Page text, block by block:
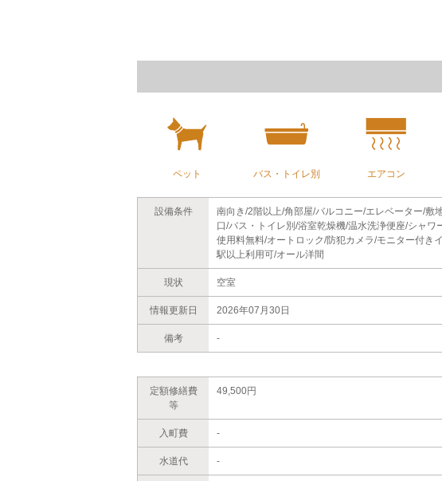
ペット バス・トイレ別 エアコン
設備条件
南向き/2階以上/角部屋/バルコニー/エレベーター/敷
口/バス・トイレ別/浴室乾燥機/温水洗浄便座/シャ
使用料無料/オートロック/防犯カメラ/モニター付き
駅以上利用可/オール洋間
現状 空室
情報更新日 2026年07月30日
備考 -
定額修繕費
等
49,500円
入町費 -
水道代 -